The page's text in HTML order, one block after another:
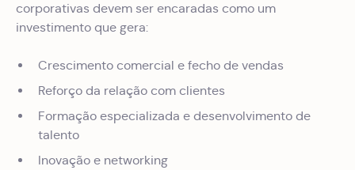
corporativas devem ser encaradas como um
investimento que gera:
Crescimento comercial e fecho de vendas
Reforço da relação com clientes
Formação especializada e desenvolvimento de
talento
Inovação e networking